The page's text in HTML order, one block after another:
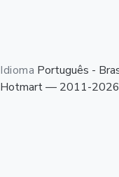
Idioma Português -
Hotmart — 2011-2026